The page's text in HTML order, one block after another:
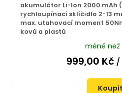
akumulátor Li-Ion 2000 mAh
rychloupínací sklíčidlo 2-13
max. utahovací moment
kovů a plastů
méně než
999,00 Kč/
Koupit